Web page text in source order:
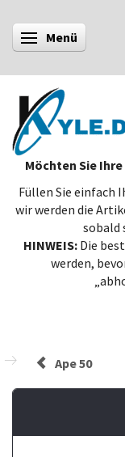
Anzeige ändern
Menü
Möchten Sie
Füllen Sie einfach
wir werden die
sobald
HINWEIS: Die
werden,
Ape 50